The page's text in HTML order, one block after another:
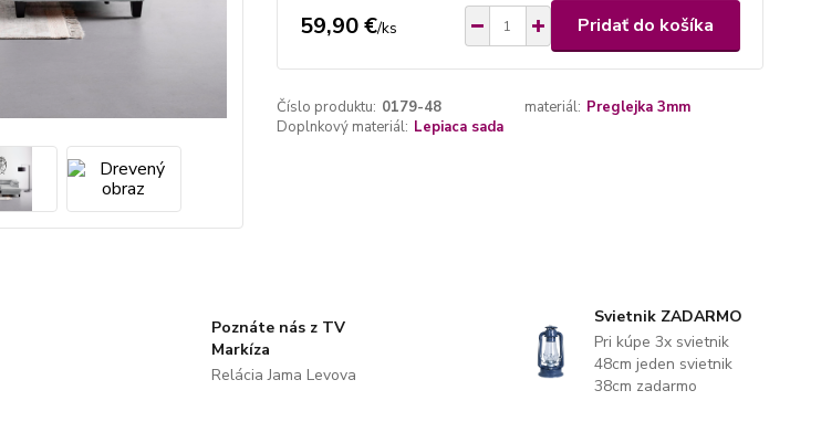
59,90 €/ks Pridať do košíka
Číslo produktu: 0179-48 materiál: Preglejka 3mm
Doplnkový materiál: Lepiaca sada
Poznáte nás z TV
Markíza
Relácia Jama Levova
Svietnik ZADARMO
Pri kúpe 3x svietnik
48cm jeden svietnik
38cm zadarmo